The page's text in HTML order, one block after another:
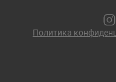
Политика